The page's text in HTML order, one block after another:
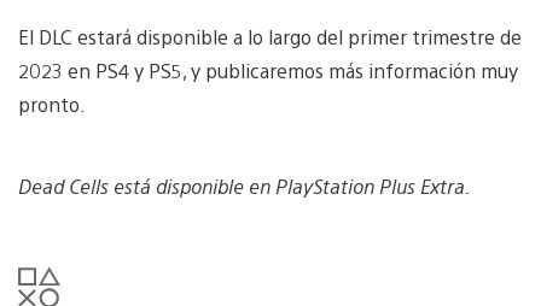
El DLC estará disponible a lo largo del primer trimestre de
2023 en PS4 y PS5, y publicaremos más información muy
pronto.
Dead Cells está disponible en PlayStation Plus Extra.